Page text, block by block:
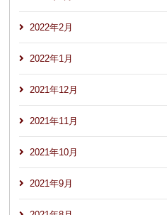
2022年2月
2022年1月
2021年12月
2021年11月
2021年10月
2021年9月